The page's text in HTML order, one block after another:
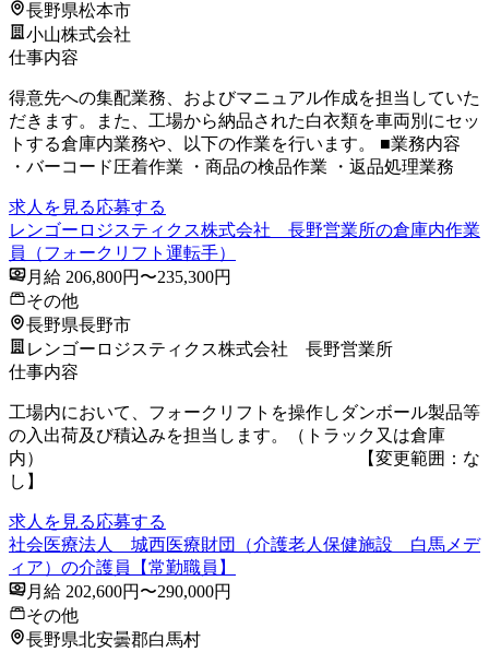
長野県松本市
小山株式会社
仕事内容
得意先への集配業務、およびマニュアル作成を担当していた
だきます。また、工場から納品された白衣類を車両別にセッ
トする倉庫内業務や、以下の作業を行います。 ■業務内容
・バーコード圧着作業 ・商品の検品作業 ・返品処理業務
求人を見る応募する
レンゴーロジスティクス株式会社 長野営業所の倉庫内作業
員（フォークリフト運転手）
月給 206,800円〜235,300円
その他
長野県長野市
レンゴーロジスティクス株式会社 長野営業所
仕事内容
工場内において、フォークリフトを操作しダンボール製品等
の入出荷及び積込みを担当します。（トラック又は倉庫
内） 【変更範囲：な
し】
求人を見る応募する
社会医療法人 城西医療財団（介護老人保健施設 白馬メデ
ィア）の介護員【常勤職員】
月給 202,600円〜290,000円
その他
長野県北安曇郡白馬村